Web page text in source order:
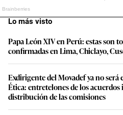
Lo más visto
Papa León XIV en Perú: estas son
confirmadas en Lima, Chiclayo,
Exdirigente del Movadef ya no será
Ética: entretelones de los acuerdos
distribución de las comisiones